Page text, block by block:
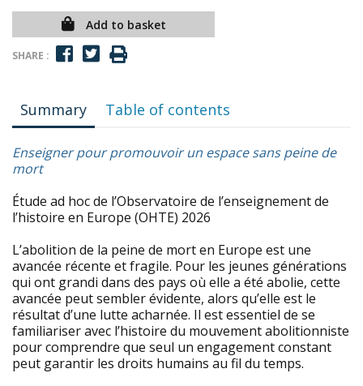
Add to basket
SHARE :
Summary Table of contents
Enseigner pour promouvoir un espace sans peine de
mort
Étude ad hoc de l’Observatoire de l’enseignement de
l’histoire en Europe (OHTE) 2026
L’abolition de la peine de mort en Europe est une
avancée récente et fragile. Pour les jeunes générations
qui ont grandi dans des pays où elle a été abolie, cette
avancée peut sembler évidente, alors qu’elle est le
résultat d’une lutte acharnée. Il est essentiel de se
familiariser avec l’histoire du mouvement abolitionniste
pour comprendre que seul un engagement constant
peut garantir les droits humains au fil du temps.